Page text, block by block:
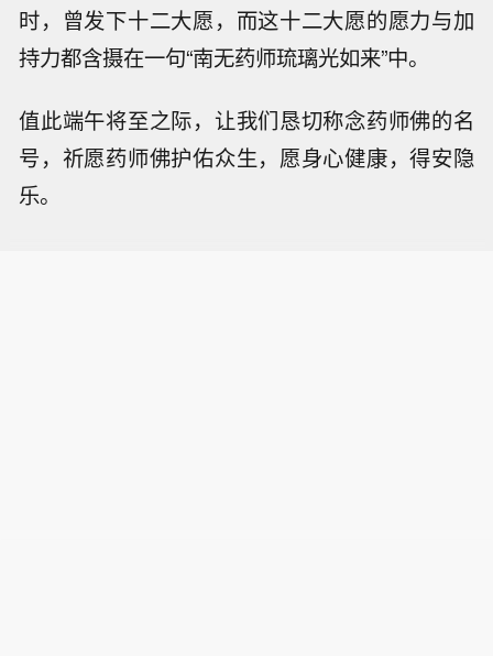
时，曾发下十二大愿，而这十二大愿的愿力与加
持力都含摄在一句“南无药师琉璃光如来”中。
值此端午将至之际，让我们恳切称念药师佛的名
号，祈愿药师佛护佑众生，愿身心健康，得安隐
乐。